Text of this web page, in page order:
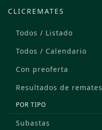
CLICREMATES
Todos / Listado
Todos / Calendario
Con preoferta
Resultados de remates
POR TIPO
Subastas